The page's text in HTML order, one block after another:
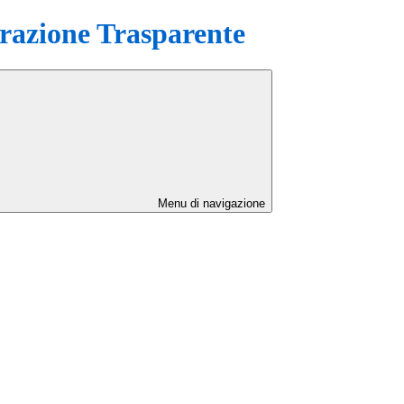
Trasparente
Menu di navigazione